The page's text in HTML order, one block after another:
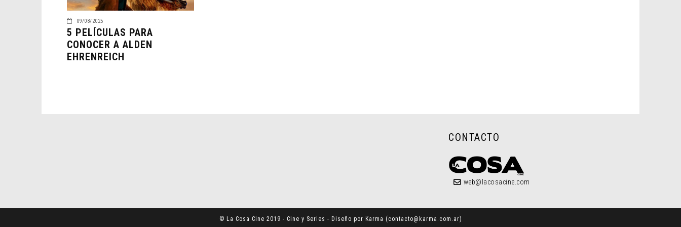
09/08/2025
5 PELÍCULAS PARA
CONOCER A ALDEN
EHRENREICH
CONTACTO
web@lacosacine.com
© La Cosa Cine 2019 - Cine y Series - Diseño por Karma (contacto@karma.com.ar)